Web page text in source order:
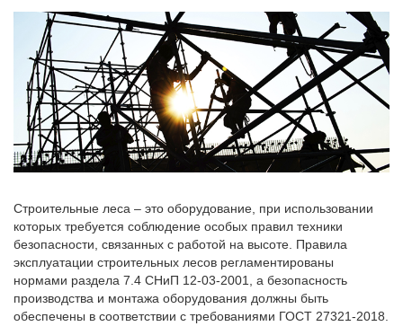
Строительные леса – это оборудование, при использовании
которых требуется соблюдение особых правил техники
безопасности, связанных с работой на высоте. Правила
эксплуатации строительных лесов регламентированы
нормами раздела 7.4 СНиП 12-03-2001, а безопасность
производства и монтажа оборудования должны быть
обеспечены в соответствии с требованиями ГОСТ 27321-2018.